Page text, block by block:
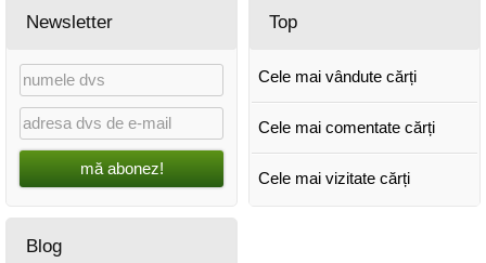
Newsletter
mă abonez!
Top
Cele mai vândute cărți
Cele mai comentate cărți
Cele mai vizitate cărți
Blog